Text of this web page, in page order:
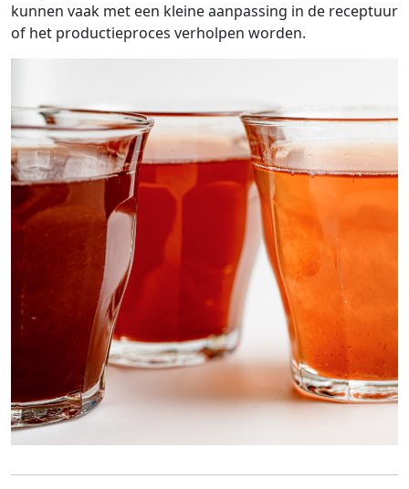
kunnen vaak met een kleine aanpassing in de receptuur
of het productieproces verholpen worden.